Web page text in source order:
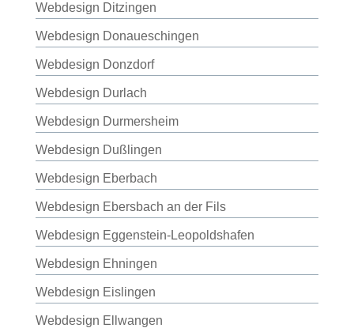
Webdesign Ditzingen
Webdesign Donaueschingen
Webdesign Donzdorf
Webdesign Durlach
Webdesign Durmersheim
Webdesign Dußlingen
Webdesign Eberbach
Webdesign Ebersbach an der Fils
Webdesign Eggenstein-Leopoldshafen
Webdesign Ehningen
Webdesign Eislingen
Webdesign Ellwangen